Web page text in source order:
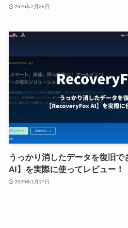
2026年2月26日
うっかり消したデータを復旧
AI】を実際に使ってレビュー！
2026年1月17日